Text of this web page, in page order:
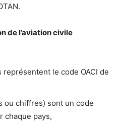
de l’aviation civile
le code OACI de
ou chiffres) sont un code
chaque pays,